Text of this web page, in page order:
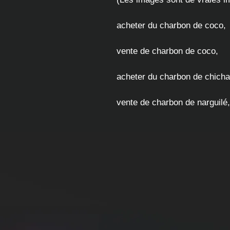
acheter du charbon de coco,
vente de charbon de coco,
acheter du charbon de
vente de charbon de narguilé,